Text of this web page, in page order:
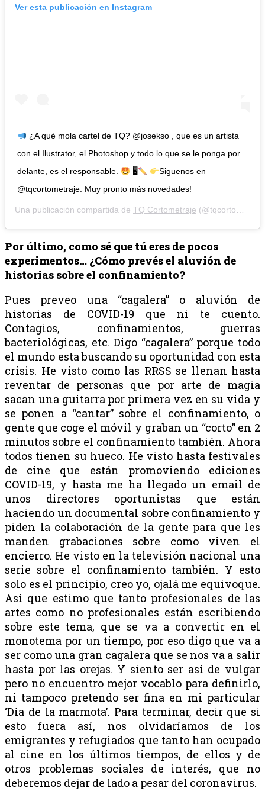
Ver esta publicación en Instagram
¿A qué mola cartel de TQ? @josekso , que es un artista
con el Ilustrator, el Photoshop y todo lo que se le ponga por
delante, es el responsable.
🖥
Siguenos en
@tqcortometraje. Muy pronto más novedades!
Una publicación compartida de TQ Cortometraje (@tqcortometraje) el
Por último, como sé que tú eres de pocos
experimentos… ¿Cómo prevés el aluvión de
historias sobre el confinamiento?
Pues preveo una “cagalera” o aluvión de
historias de COVID-19 que ni te cuento.
Contagios, confinamientos, guerras
bacteriológicas, etc. Digo “cagalera” porque todo
el mundo esta buscando su oportunidad con esta
crisis. He visto como las RRSS se llenan hasta
reventar de personas que por arte de magia
sacan una guitarra por primera vez en su vida y
se ponen a “cantar” sobre el confinamiento, o
gente que coge el móvil y graban un “corto” en 2
minutos sobre el confinamiento también. Ahora
todos tienen su hueco. He visto hasta festivales
de cine que están promoviendo ediciones
COVID-19, y hasta me ha llegado un email de
unos directores oportunistas que están
haciendo un documental sobre confinamiento y
piden la colaboración de la gente para que les
manden grabaciones sobre como viven el
encierro. He visto en la televisión nacional una
serie sobre el confinamiento también. Y esto
solo es el principio, creo yo, ojalá me equivoque.
Así que estimo que tanto profesionales de las
artes como no profesionales están escribiendo
sobre este tema, que se va a convertir en el
monotema por un tiempo, por eso digo que va a
ser como una gran cagalera que se nos va a salir
hasta por las orejas. Y siento ser así de vulgar
pero no encuentro mejor vocablo para definirlo,
ni tampoco pretendo ser fina en mi particular
‘Día de la marmota’. Para terminar, decir que si
esto fuera así, nos olvidaríamos de los
emigrantes y refugiados que tanto han ocupado
al cine en los últimos tiempos, de ellos y de
otros problemas sociales de interés, que no
deberemos dejar de lado a pesar del coronavirus.